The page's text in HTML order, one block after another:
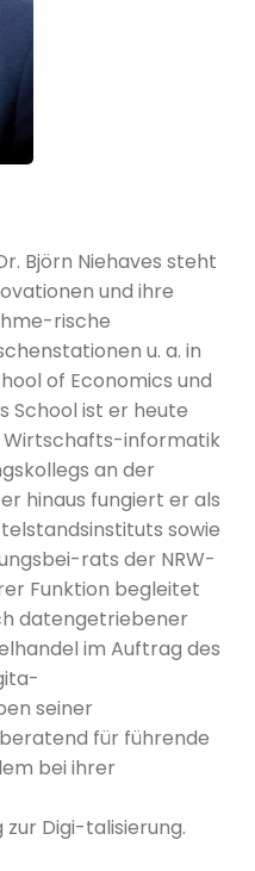
Björn Niehaves steht
und ihre
rische
u. a. in
of Economics und
School ist er heute
Wirtschafts-informatik
an der
hinaus fungiert er als
sowie
rats der NRW-
Funktion begleitet
datengetriebener
im Auftrag des
seiner
für führende
bei ihrer
Digi-talisierung.